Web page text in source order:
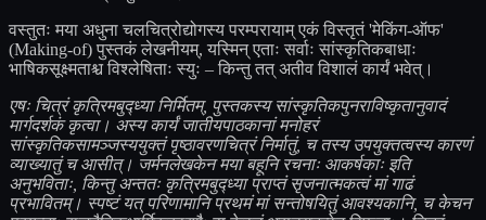
वस्तुतः मया अधुना चलचित्रोद्योगस्य परम्परायाम् एकं विस्तृतं 'मेकिंग-ऑफ'
(Making-of) पुस्तकं लेखनीयम्, यस्मिन् एताः सर्वाः सांस्कृतिकबाधाः
भाषिकसूक्ष्मताश्च विश्लेषिताः स्युः – किन्तु तत् अतीव विशालं कार्यं भवेत्।
एषः चित्रं कृत्रिमबुद्ध्या निर्मितम्, पुस्तकस्य सांस्कृतिकपुनराविष्कृतानुवादं
मार्गदर्शकं कृत्वा। अस्य कार्यं जातीयपाठकानां मनोहरं
सांस्कृतिकसामञ्जस्ययुक्तं पृष्ठावरणचित्रं निर्मातुं, च तस्य उपयुक्तत्वस्य कारणं
व्याख्यातुं च आसीत्। जर्मनलेखकेन मया बहूनि रचनाः आकर्षकाः इति
अनुभविताः, किन्तु अन्ततः कृत्रिमबुद्ध्या प्राप्तं सृजनात्मकत्वं मां गाढं
प्रभावितम्। स्पष्टं यत् परिणामानि प्रथमं मां सन्तोषयितुं आवश्यकानि, च केचन